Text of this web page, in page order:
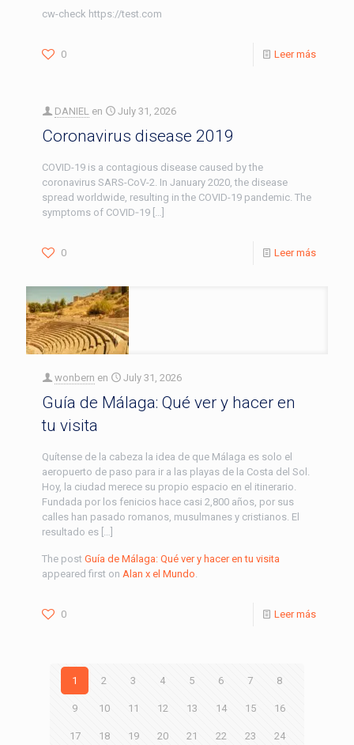
cw-check https://test.com
0 Leer más
DANIEL en July 31, 2026
Coronavirus disease 2019
COVID-19 is a contagious disease caused by the
coronavirus SARS-CoV-2. In January 2020, the disease
spread worldwide, resulting in the COVID-19 pandemic. The
symptoms of COVID‑19
0 Leer más
wonbern en July 31, 2026
Guía de Málaga: Qué ver y hacer en
tu visita
Quítense de la cabeza la idea de que Málaga es solo el
aeropuerto de paso para ir a las playas de la Costa del Sol.
Hoy, la ciudad merece su propio espacio en el itinerario.
Fundada por los fenicios hace casi 2,800 años, por sus
calles han pasado romanos, musulmanes y cristianos. El
resultado es […]
The post Guía de Málaga: Qué ver y hacer en tu visita
appeared first on Alan x el Mundo
0 Leer más
1 2 3 4 5 6 7 8
9 10 11 12 13 14 15 16
17 18 19 20 21 22 23 24